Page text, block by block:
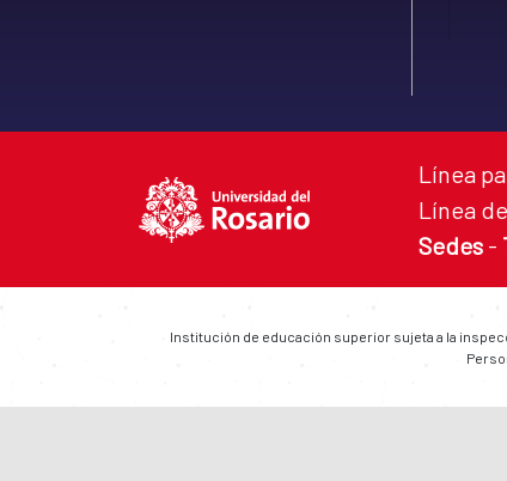
Línea
Línea
Sedes -
Institución de educación superior sujeta a la